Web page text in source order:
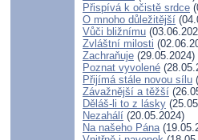
Přispívá k očistě srdce
O mnoho důležitější
Vůči bližnímu
Zvláštní milosti
Zachraňuje (29.05.2024)
Poznat vyvolené
Přijímá stále novou sílu
Závažnější a těžší
Děláš-li to z lásky
Nezahálí (20.05.2024)
Na našeho Pána